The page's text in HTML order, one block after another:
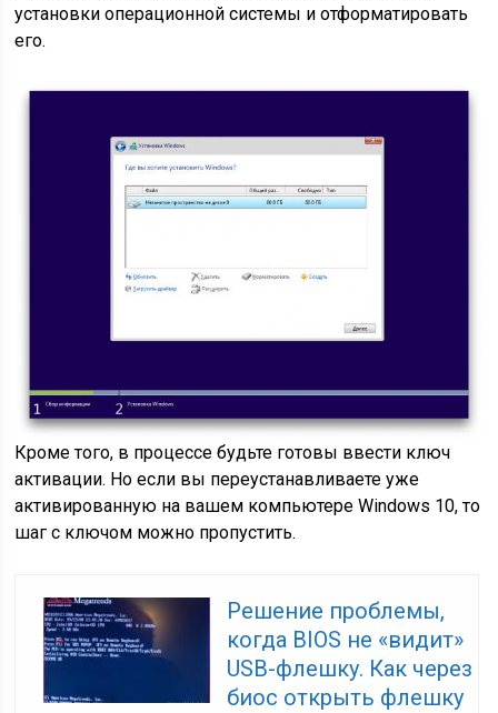
установки операционной системы и отформатировать
его.
Кроме того, в процессе будьте готовы ввести ключ
активации. Но если вы переустанавливаете уже
активированную на вашем компьютере Windows 10, то
шаг с ключом можно пропустить.
Решение проблемы,
когда BIOS не «видит»
USB-флешку. Как через
биос открыть флешку